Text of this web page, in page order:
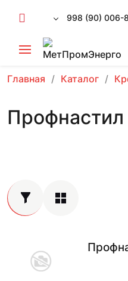
998 (90) 006-
Главная Каталог